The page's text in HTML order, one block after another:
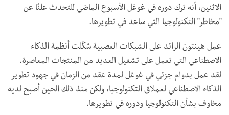
الاثنين، أنه ترك دوره في غوغل الأسبوع الماضي للتحدث علنًا عن
"مخاطر" التكنولوجيا التي ساعد في تطويرها.
عمل هينتون الرائد على الشبكات العصبية شكّلت أنظمة الذكاء
الاصطناعي التي تعمل على تشغيل العديد من المنتجات المعاصرة.
لقد عمل بدوام جزئي في غوغل لمدة عقد من الزمان في جهود تطوير
الذكاء الاصطناعي لعملاق التكنولوجيا، ولكن منذ ذلك الحين أصبح لديه
مخاوف بشأن التكنولوجيا ودوره في تطويرها.